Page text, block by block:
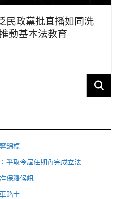
民政黨批直播如同洗
動基本法教育
錦標
爭取今屆任期內完成立法
保釋候訊
路士